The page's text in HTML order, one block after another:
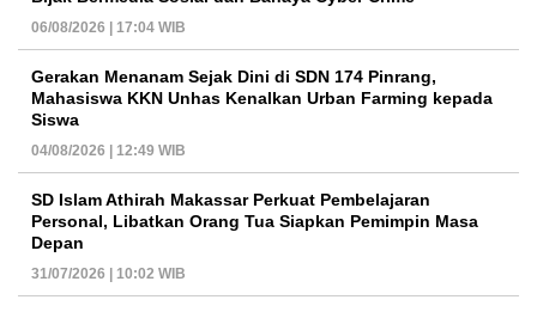
06/08/2026 | 17:04 WIB
Gerakan Menanam Sejak Dini di SDN 174 Pinrang,
Mahasiswa KKN Unhas Kenalkan Urban Farming kepada
Siswa
04/08/2026 | 12:49 WIB
SD Islam Athirah Makassar Perkuat Pembelajaran
Personal, Libatkan Orang Tua Siapkan Pemimpin Masa
Depan
31/07/2026 | 10:02 WIB